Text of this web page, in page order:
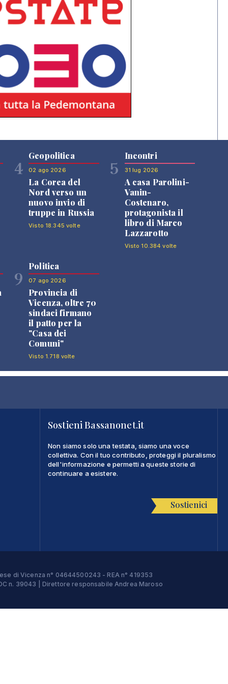
4
Geopolitica
02 ago 2026
La Corea del
Nord verso un
nuovo invio di
truppe in Russia
Visto 18.345 volte
5
Incontri
31 lug 2026
A casa Parolini-
Vanin-
Costenaro,
protagonista il
libro di Marco
Lazzarotto
Visto 10.384 volte
9
Politica
07 ago 2026
Provincia di
Vicenza, oltre 70
sindaci firmano
il patto per la
"Casa dei
Comuni"
Visto 1.718 volte
Sostieni Bassanonet.it
Non siamo solo una testata, siamo una voce
collettiva. Con il tuo contributo, proteggi il pluralismo
dell'informazione e permetti a queste storie di
continuare a esistere.
Sostienici
di Vicenza n° 04644500243 - REA n° 419353
n. 39043 | Direttore responsabile Andrea Maroso